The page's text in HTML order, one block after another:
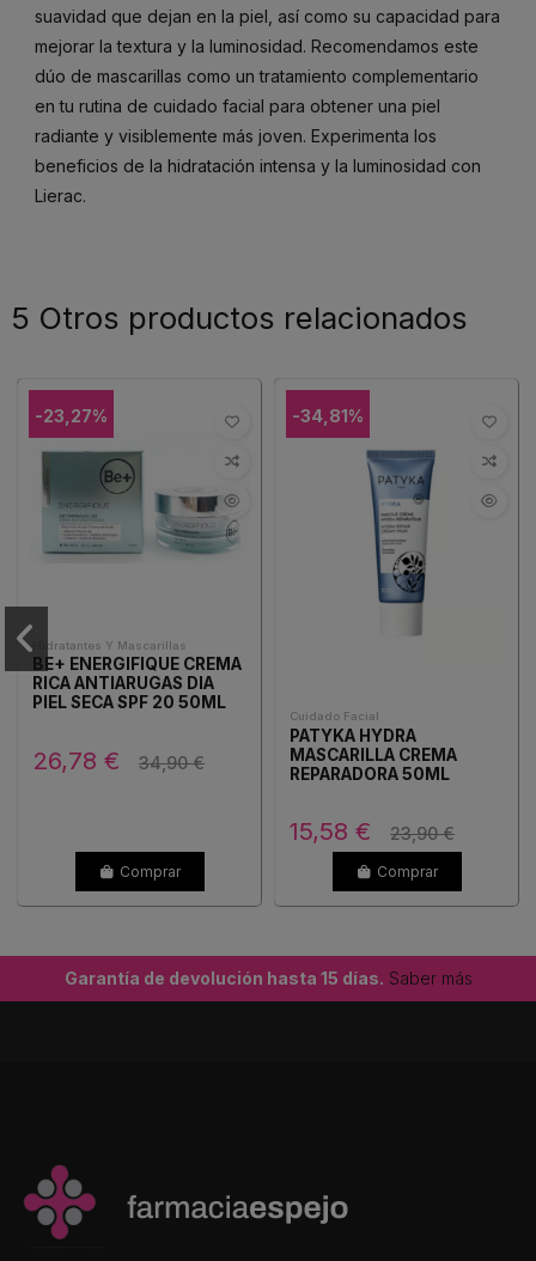
suavidad que dejan en la piel, así como su capacidad para
mejorar la textura y la luminosidad. Recomendamos este
dúo de mascarillas como un tratamiento complementario
en tu rutina de cuidado facial para obtener una piel
radiante y visiblemente más joven. Experimenta los
beneficios de la hidratación intensa y la luminosidad con
Lierac.
5 Otros productos relacionados
-23,27%
Hidratantes Y Mascarillas
BE+ ENERGIFIQUE CREMA
RICA ANTIARUGAS DIA
PIEL SECA SPF 20 50ML
26,78 € 34,90 €
Comprar
-34,81%
Cuidado Facial
PATYKA HYDRA
MASCARILLA CREMA
REPARADORA 50ML
15,58 € 23,90 €
Comprar
Garantía de devolución hasta 15 días. Saber más